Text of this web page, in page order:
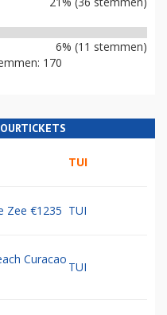
6% (11 stemmen)
170
TUI
Zee €1235 TUI
Curacao
TUI